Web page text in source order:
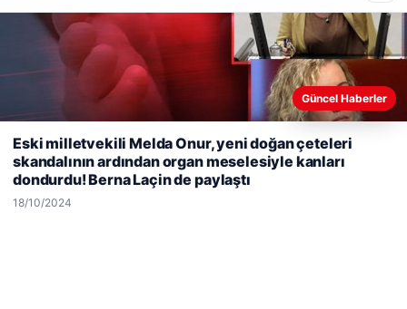
personele ödül
Son Eklenen Firmalar
deneyiminizi kişiselleştirmek ve geliştirmek amacıyla çerezler
kullanıyoruz.Çerez Politikamız
Kabul Et
Güncel Haberler
Eski milletvekili Melda Onur, yeni doğan çeteleri
skandalının ardından organ meselesiyle kanları
dondurdu! Berna Laçin de paylaştı
18/10/2024